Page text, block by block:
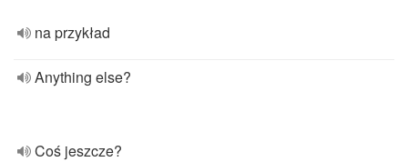
na przykład
Anything else?
Coś jeszcze?